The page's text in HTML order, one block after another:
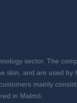
sector. The
skin, and are used
mainly
in Malmö.